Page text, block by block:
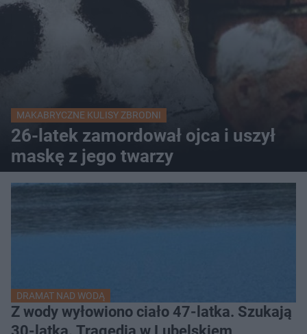
MAKABRYCZNE KULISY ZBRODNI
26-latek zamordował ojca i uszył
maskę z jego twarzy
DRAMAT NAD WODĄ
Z wody wyłowiono ciało 47-latka. Szukają